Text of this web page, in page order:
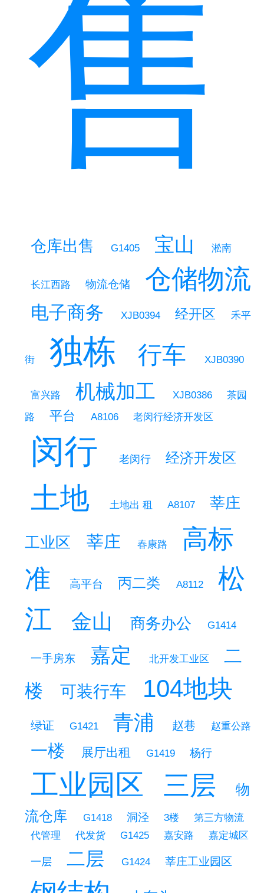
售
仓库出售 G1405 宝山 淞南
长江西路 物流仓储 仓储物流
电子商务 XJB0394 经开区 禾平
街 独栋 行车 XJB0390
富兴路 机械加工 XJB0386
茶园
路
平台 A8106 老闵行经济开发区
闵行 老闵行 经济开发区
土地 土地出 租 A8107 莘庄
工业区 莘庄 春康路
高标
准
高平台 丙二类 A8112
松
江
金山 商务办公 G1414
一手房东 嘉定 北开发工业区
二
楼
可装行车 104地块
绿证 G1421 青浦 赵巷 赵重公路
一楼 展厅出租 G1419 杨行
工业园区 三层
物
流仓库
G1418 洞泾 3楼
第三方物流
代管理
代发货 G1425 嘉安路 嘉定城区
一层 二层 G1424 莘庄工业园区